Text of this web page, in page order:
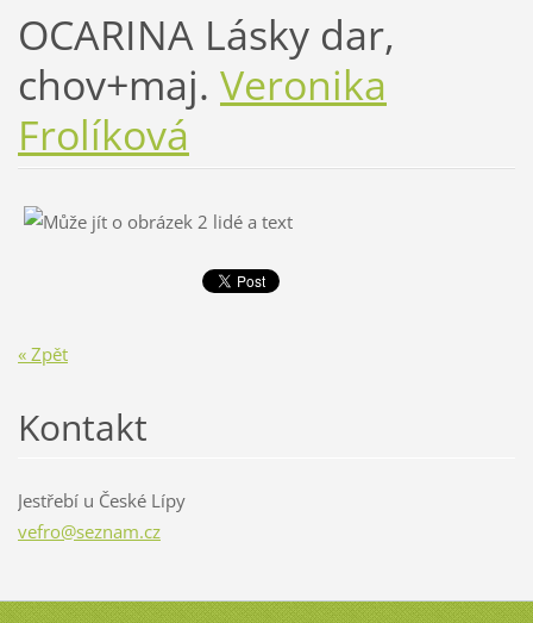
OCARINA Lásky dar,
chov+maj. Veronika
Frolíková
« Zpět
Kontakt
Jestřebí u České Lípy
vefro@seznam.cz